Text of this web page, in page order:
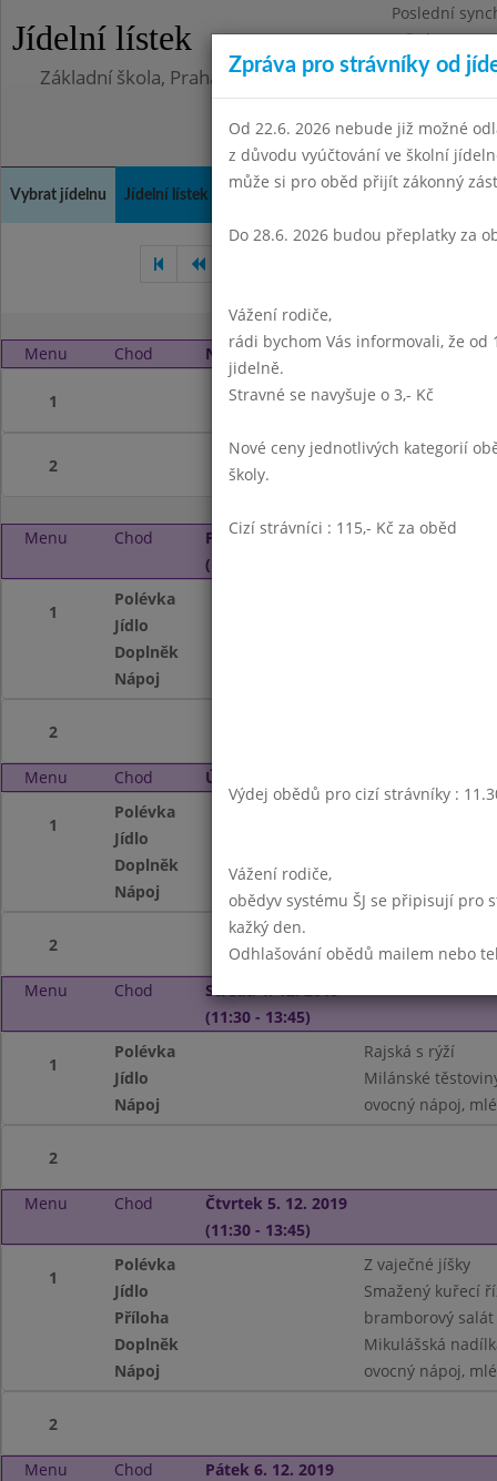
Jídelní lístek
Poslední
Středa
Základní škola, Praha 4, Na Líše 16
Vybrat jídelnu Jídelní lístek Kontakty a informace
Menu Chod Neděle 1. 12. 2019 (11:30 - 13:45)
1
2
Menu Chod
Pondělí 2. 12. 2019
(11:30 - 13:45)
1
Polévka
Jídlo
Doplněk
Nápoj
2
Menu Chod Úterý 3. 12. 2019 (11:30 - 13:45)
1
Polévka
Jídlo
Doplněk
Nápoj
ovocný nápoj,
2
Menu Chod
Středa 4. 12. 2019
(11:30 - 13:45)
1
Polévka
Rajská s rýží
Jídlo
Milánské
Nápoj
ovocný nápoj,
2
Menu Chod
Čtvrtek 5. 12. 2019
(11:30 - 13:45)
1
Polévka
Z vaječné jíšky
Jídlo
Smažený kuřecí
Příloha
bramborový salát
Doplněk
Mikulášská
Nápoj
ovocný nápoj,
2
Menu Chod
Pátek 6. 12. 2019
Zpráva pro strávníky od
Od 22.6. 2026 nebude již možné
z důvodu vyúčtování ve školní
může si pro oběd přijít zákonný
Do 28.6. 2026 budou přeplatky za
Vážení rodiče,
rádi bychom Vás informovali, že od
jidelně.
Stravné se navyšuje o 3,- Kč
Nové ceny jednotlivých kategorií
školy.
Cizí strávníci : 115,- Kč za oběd
Výdej obědů pro cizí strávníky :
Vážení rodiče,
obědyv systému ŠJ se připisují pro
kažký den.
Odhlašování obědů mailem nebo